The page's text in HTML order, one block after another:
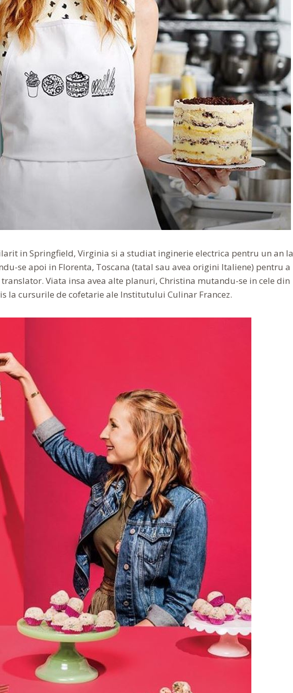
in Springfield, Virginia si a studiat inginerie electrica pentru un an la
se apoi in Florenta, Toscana (tatal sau avea origini Italiene) pentru a
Viata insa avea alte planuri, Christina mutandu-se in cele din
la cursurile de cofetarie ale Institutului Culinar Francez.